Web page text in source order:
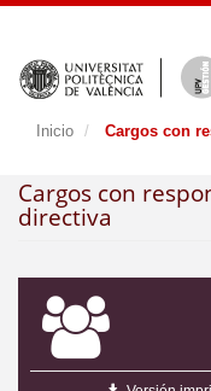
Inicio Cargos con
Cargos con
directiva